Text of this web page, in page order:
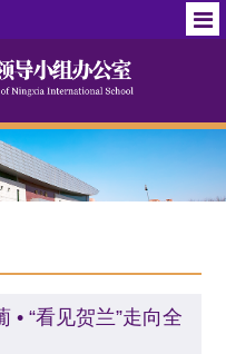
• “看见贺兰”走向全